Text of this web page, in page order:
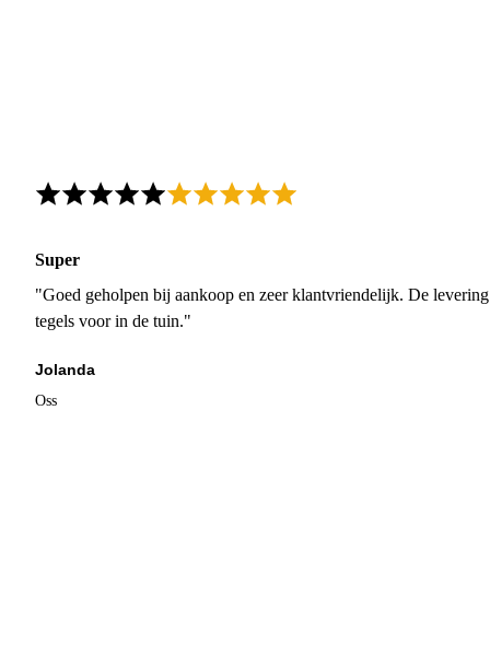
Super
"Goed geholpen bij aankoop en zeer klantvriendelijk. De
tegels voor in de tuin."
Jolanda
Oss